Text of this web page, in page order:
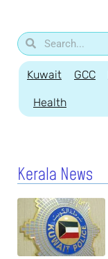
Kuwait GCC
Health
Kerala News